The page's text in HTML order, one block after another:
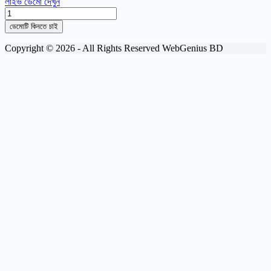
Grocery
quantity
ডেমোটি কিনতে চাই
Copyright © 2026 - All Rights Reserved WebGenius BD